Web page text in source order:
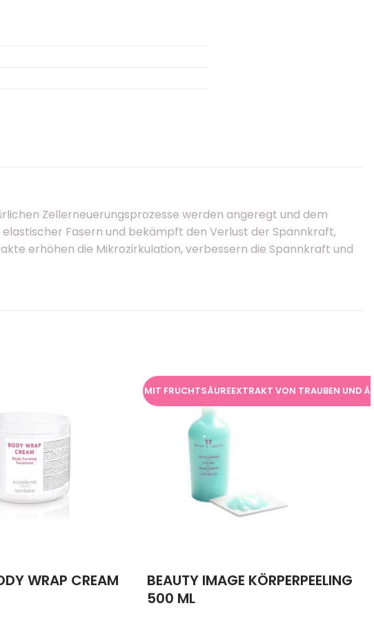
Zellerneuerungsprozesse werden angeregt und dem
Fasern und bekämpft den Verlust der Spannkraft,
erhöhen die Mikrozirkulation, verbessern die Spannkraft und
WRAP CREAM
MIT FRUCHTSÄUREEXTRAKT VON TRAUBEN UND
BEAUTY IMAGE KÖRPERPEELING
500 ML